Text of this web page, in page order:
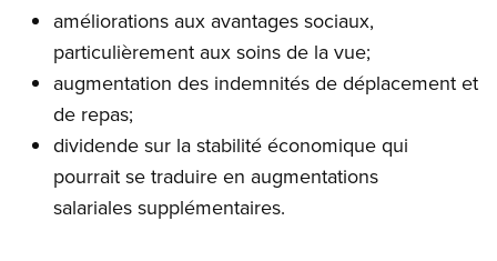
améliorations aux avantages sociaux,
particulièrement aux soins de la vue;
augmentation des indemnités de déplacement et
de repas;
dividende sur la stabilité économique qui
pourrait se traduire en augmentations
salariales supplémentaires.